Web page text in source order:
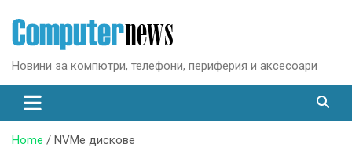
content
Новини за компютри, телефони, периферия и аксесоари
Home NVMe дискове